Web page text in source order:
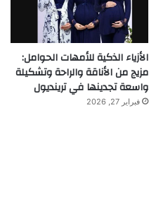
الأزياء الذكية للأمهات الحوامل:
مزيج من الأناقة والراحة وتشكيلة
واسعة تجدينها في ترينديول
فبراير 27, 2026